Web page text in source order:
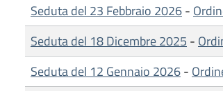
Seduta del 23 Febbraio 2026-
Seduta del 18 Dicembre 2025 -
Seduta del 12 Gennaio 2026-